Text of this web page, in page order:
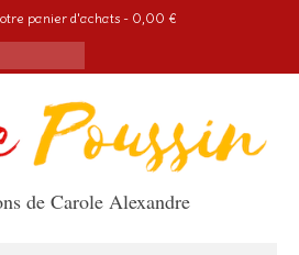
panier d'achats - 0,00 €
de Carole Alexandre